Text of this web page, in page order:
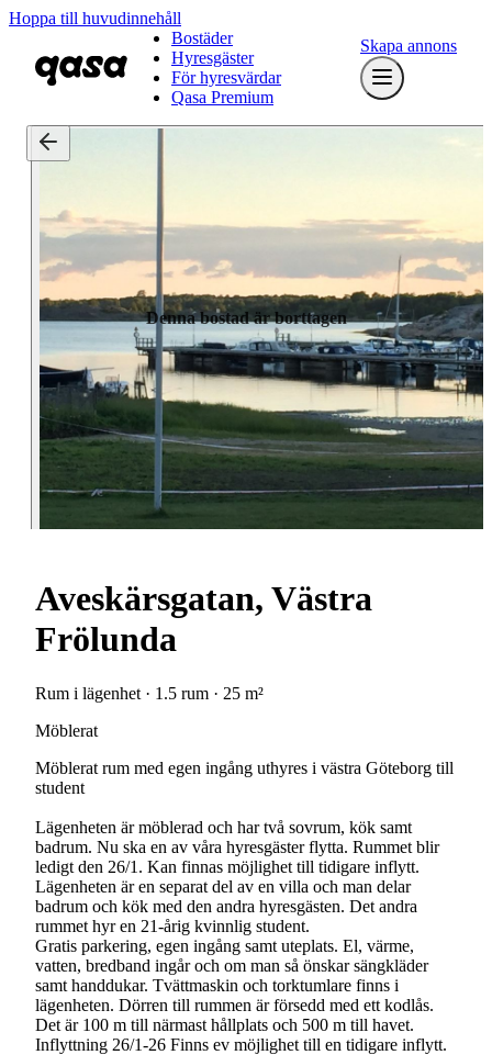
Hoppa till huvudinnehåll
Bostäder
Hyresgäster
För hyresvärdar
Qasa Premium
Skapa annons
Denna bostad är borttagen
Aveskärsgatan, Västra
Frölunda
Rum i lägenhet · 1.5 rum · 25 m²
Möblerat
Möblerat rum med egen ingång uthyres i västra Göteborg till
student
Lägenheten är möblerad och har två sovrum, kök samt
badrum. Nu ska en av våra hyresgäster flytta. Rummet blir
ledigt den 26/1. Kan finnas möjlighet till tidigare inflytt.
Lägenheten är en separat del av en villa och man delar
badrum och kök med den andra hyresgästen. Det andra
rummet hyr en 21-årig kvinnlig student.
Gratis parkering, egen ingång samt uteplats. El, värme,
vatten, bredband ingår och om man så önskar sängkläder
samt handdukar. Tvättmaskin och torktumlare finns i
lägenheten. Dörren till rummen är försedd med ett kodlås.
Det är 100 m till närmast hållplats och 500 m till havet.
Inflyttning 26/1-26 Finns ev möjlighet till en tidigare inflytt.